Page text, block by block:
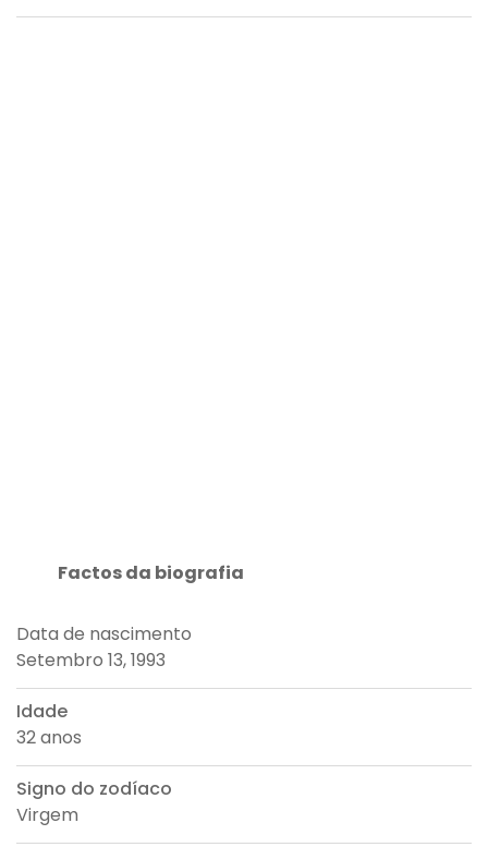
Factos da biografia
Data de nascimento
Setembro 13, 1993
Idade
32 anos
Signo do zodíaco
Virgem